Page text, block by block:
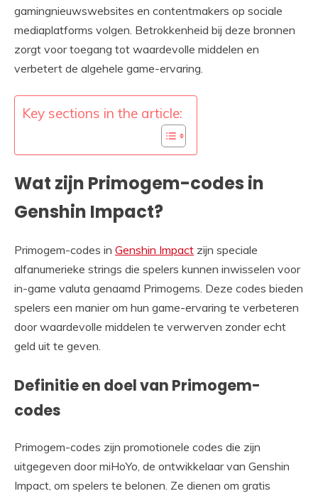
gamingnieuwswebsites en contentmakers op sociale
mediaplatforms volgen. Betrokkenheid bij deze bronnen
zorgt voor toegang tot waardevolle middelen en
verbetert de algehele game-ervaring.
Key sections in the article:
Wat zijn Primogem-codes in
Genshin Impact?
Primogem-codes in Genshin Impact zijn speciale
alfanumerieke strings die spelers kunnen inwisselen voor
in-game valuta genaamd Primogems. Deze codes bieden
spelers een manier om hun game-ervaring te verbeteren
door waardevolle middelen te verwerven zonder echt
geld uit te geven.
Definitie en doel van Primogem-
codes
Primogem-codes zijn promotionele codes die zijn
uitgegeven door miHoYo, de ontwikkelaar van Genshin
Impact, om spelers te belonen. Ze dienen om gratis